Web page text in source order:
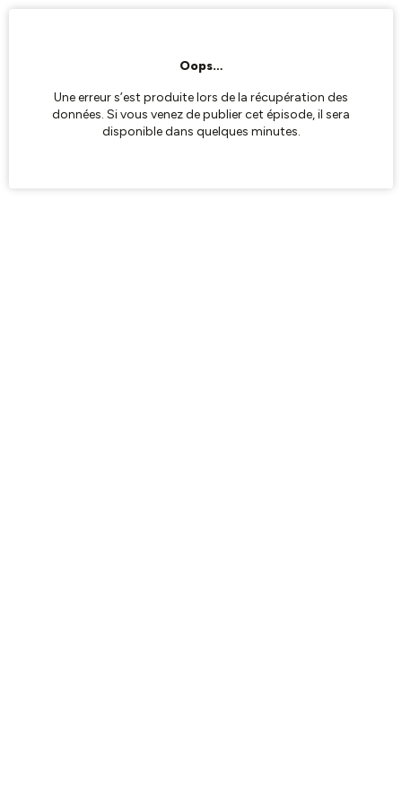
Oops…
Une erreur s’est produite lors de la récupération des
données. Si vous venez de publier cet épisode, il sera
disponible dans quelques minutes.